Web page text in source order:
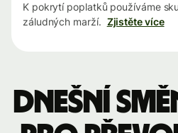
K pokrytí poplatků používáme
záludných marží. Zjistěte více
Dnešní